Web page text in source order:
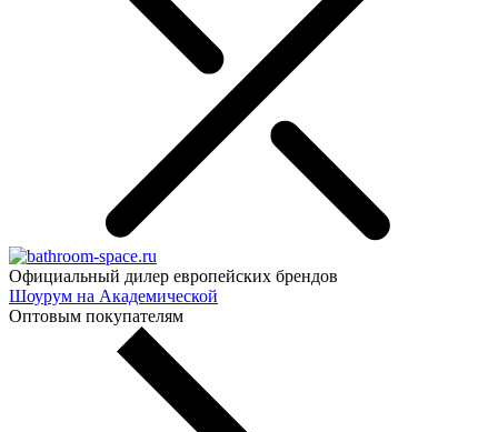
Официальный дилер европейских брендов
Шоурум на Академической
Оптовым покупателям